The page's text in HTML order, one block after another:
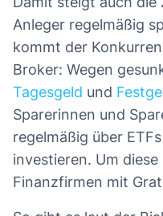
Anleger regelmäßig
kommt der
Broker: Wegen
Tagesgeld und
Sparerinnen und
regelmäßig über
investieren. Um diese
Finanzfirmen mit